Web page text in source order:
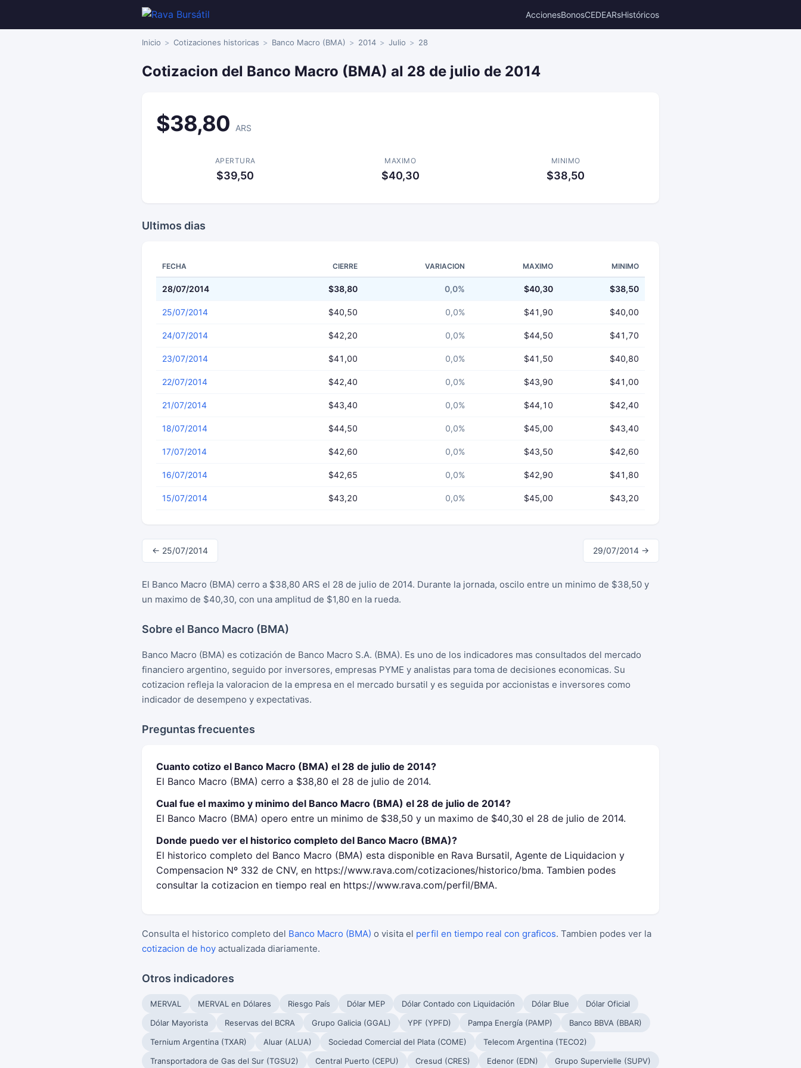
AccionesBonosCEDEARsHistóricos
Inicio Cotizaciones historicas Banco Macro (BMA) 2014 Julio 28
Cotizacion del Banco Macro (BMA) al 28 de julio de 2014
$38,80 ARS
APERTURA
$39,50
MAXIMO
$40,30
MINIMO
$38,50
Ultimos dias
FECHA CIERRE VARIACION MAXIMO MINIMO
28/07/2014 $38,80 0,0% $40,30 $38,50
25/07/2014 $40,50 0,0% $41,90 $40,00
24/07/2014 $42,20 0,0% $44,50 $41,70
23/07/2014 $41,00 0,0% $41,50 $40,80
22/07/2014 $42,40 0,0% $43,90 $41,00
21/07/2014 $43,40 0,0% $44,10 $42,40
18/07/2014 $44,50 0,0% $45,00 $43,40
17/07/2014 $42,60 0,0% $43,50 $42,60
16/07/2014 $42,65 0,0% $42,90 $41,80
15/07/2014 $43,20 0,0% $45,00 $43,20
← 25/07/2014 29/07/2014 →
El Banco Macro (BMA) cerro a $38,80 ARS el 28 de julio de 2014. Durante la jornada, oscilo entre un minimo de $38,50 y
un maximo de $40,30, con una amplitud de $1,80 en la rueda.
Sobre el Banco Macro (BMA)
Banco Macro (BMA) es cotización de Banco Macro S.A. (BMA). Es uno de los indicadores mas consultados del mercado
financiero argentino, seguido por inversores, empresas PYME y analistas para toma de decisiones economicas. Su
cotizacion refleja la valoracion de la empresa en el mercado bursatil y es seguida por accionistas e inversores como
indicador de desempeno y expectativas.
Preguntas frecuentes
Cuanto cotizo el Banco Macro (BMA) el 28 de julio de 2014?
El Banco Macro (BMA) cerro a $38,80 el 28 de julio de 2014.
Cual fue el maximo y minimo del Banco Macro (BMA) el 28 de julio de 2014?
El Banco Macro (BMA) opero entre un minimo de $38,50 y un maximo de $40,30 el 28 de julio de 2014.
Donde puedo ver el historico completo del Banco Macro (BMA)?
El historico completo del Banco Macro (BMA) esta disponible en Rava Bursatil, Agente de Liquidacion y
Compensacion Nº 332 de CNV, en https://www.rava.com/cotizaciones/historico/bma. Tambien podes
consultar la cotizacion en tiempo real en https://www.rava.com/perfil/BMA.
Consulta el historico completo del Banco Macro (BMA) o visita el perfil en tiempo real con graficos. Tambien podes ver la
cotizacion de hoy actualizada diariamente.
Otros indicadores
MERVAL MERVAL en Dólares Riesgo País Dólar MEP Dólar Contado con Liquidación Dólar Blue
Dólar Oficial
Dólar Mayorista
Reservas del BCRA Grupo Galicia (GGAL) YPF (YPFD) Pampa Energía (PAMP)
Banco BBVA (BBAR)
Ternium Argentina (TXAR)
Aluar (ALUA) Sociedad Comercial del Plata (COME)
Telecom Argentina (TECO2)
Transportadora de Gas del Sur (TGSU2)
Central Puerto (CEPU) Cresud (CRES) Edenor (EDN) Grupo Supervielle (SUPV)